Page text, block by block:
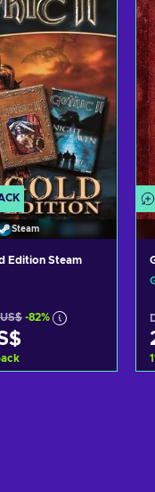
Steam
Edition Steam
-82%